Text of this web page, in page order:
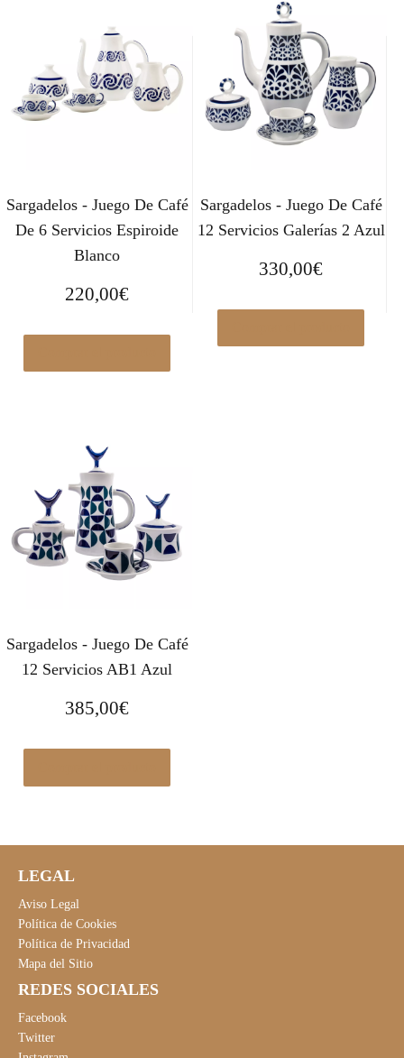
Sargadelos - Juego De Café
De 6 Servicios Espiroide
Blanco
220,00€
Sargadelos - Juego De Café
12 Servicios Galerías 2 Azul
330,00€
Sargadelos - Juego De Café
12 Servicios AB1 Azul
385,00€
LEGAL
Aviso Legal
Política de Cookies
Política de Privacidad
Mapa del Sitio
REDES SOCIALES
Facebook
Twitter